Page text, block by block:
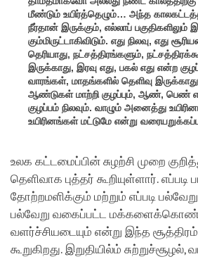
மீண்டும் உயிர்த்தெழும்… அந்த
நீர்தான் இருக்கும், எல்லாப் பகுதிகளிலும்
கும்மிருட்டாகிவிடும். எது நிலவு, எது
தெரியாது, நட்சத்திரங்களும்,
இருக்காது, இரவு எது, பகல் எது என்ற
வாரங்கள், மாதங்களில் தெளிவு
ஆண்டுகள் மாற்றி குழப்பும், ஆண், பெண்
குழப்பம் நிலவும். வாழும் அனைத்து
உயிரினங்கள் மட்டுமே என்று
உலக கட்டமைப்பின் சுழற்சி முறை
தெளிவாக புத்தர் கூறியுள்ளார்.
தோற்றமளிக்கும் மற்றும் எப்படி
பல்வேறு வகைப்பட்ட
வளர்ச்சியடையும் என்று இந்த
கூறுகிறது. இறுதியில்ம் சுற்றுச்சூழல்,